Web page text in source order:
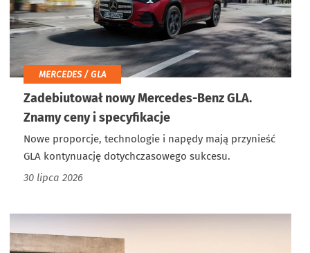
MERCEDES / GLA
Zadebiutował nowy Mercedes-Benz GLA.
Znamy ceny i specyfikacje
Nowe proporcje, technologie i napędy mają przynieść
GLA kontynuację dotychczasowego sukcesu.
30 lipca 2026